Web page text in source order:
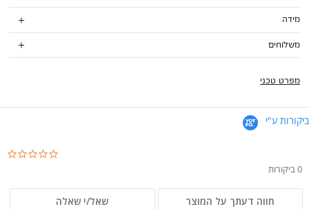
מידה
משלוחים
מפרט טכני
ביקורות ע"י
0 ביקורות
חווה דעתך על המוצר שאל/י שאלה